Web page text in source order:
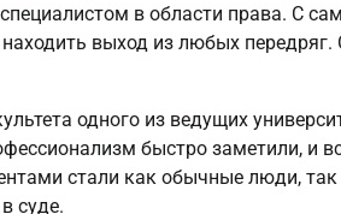
в области права. С
выход из любых
одного из ведущих
быстро заметили, и
стали как обычные люди,
суде.